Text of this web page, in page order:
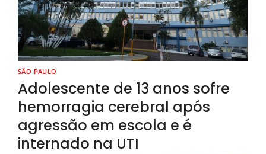
SÃO PAULO
Adolescente de 13 anos sofre
hemorragia cerebral após
agressão em escola e é
internado na UTI